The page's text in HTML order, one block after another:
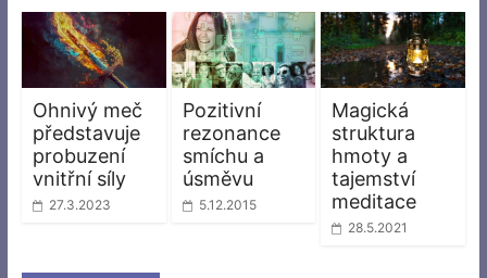
Ohnivý meč
představuje
probuzení
vnitřní síly
27.3.2023
Pozitivní
rezonance
smíchu a
úsměvu
5.12.2015
Magická
struktura
hmoty a
tajemství
meditace
28.5.2021